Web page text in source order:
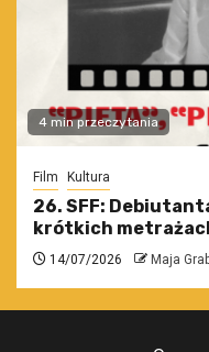
4 min przeczytania
Film Kultura
26. SFF:
krótkich
14/07/2026 Maja